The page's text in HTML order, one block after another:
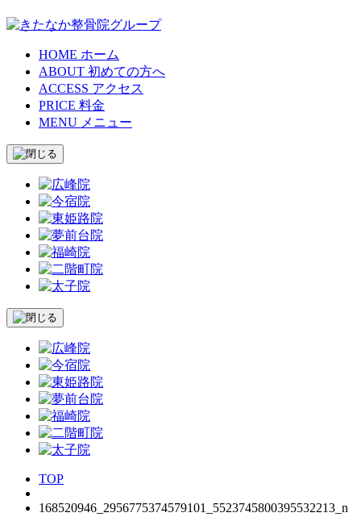
HOME ホーム
ABOUT 初めての方へ
ACCESS アクセス
PRICE 料金
MENU メニュー
TOP
168520946_2956775374579101_5523745800395532213_n